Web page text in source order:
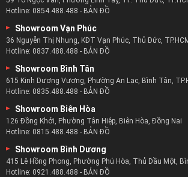
Hotline: 0854.488.488 - BẢN ĐỒ
Showroom Vạn Phúc
36 Nguyễn Thị Nhung, KĐT Vạn Phúc, Thủ Đức,
Hotline: 0837.488.488 - BẢN ĐỒ
Showroom Bình Tân
615 Kinh Dương Vương, Phường An Lạc, Bình Tân,
Hotline: 0835.488.488 - BẢN ĐỒ
Showroom Biên Hòa
126 Đồng Khởi, Phường Tân Hiệp, Biên Hòa, Đồng Nai
Hotline: 0815.488.488 - BẢN ĐỒ
Showroom Bình Dương
415 Lê Hồng Phong, Phường Phú Hòa, Thủ Dầu Một,
Hotline: 0921.488.488 - BẢN ĐỒ